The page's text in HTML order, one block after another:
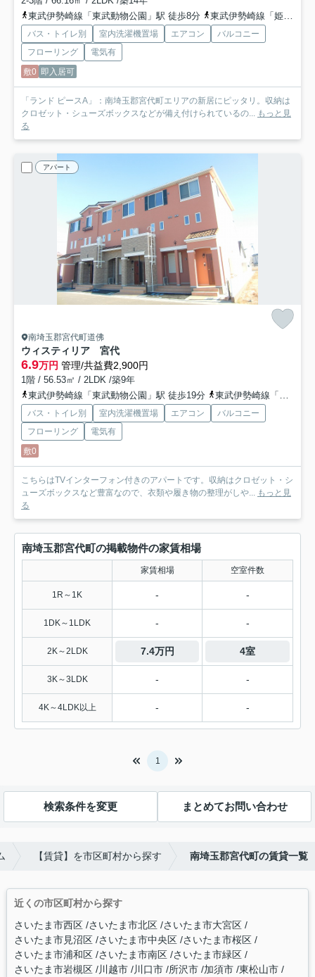
東武伊勢崎線「東武動物公園」駅 徒歩8分
東武伊勢崎線「姫宮」駅 バス1分 埼玉県宮代町「百間４丁目」 停歩1分
バス・トイレ別 室内洗濯機置場 エアコン
バルコニー
フローリング
電気有
敷0 即入居可
「ランド ピースA」：南埼玉郡宮代町エリアの新居にピッタリ。収納は
クロゼット・シューズボックスなどが備え付けられているの... もっと見
る
アパート
南埼玉郡宮代町道佛
ウィスティリア 宮代
6.9万円 管理/共益費2,900円
1階 / 56.53㎡ / 2LDK /築9年
東武伊勢崎線「東武動物公園」駅 徒歩19分
東武伊勢崎線「姫宮」駅 徒歩21分
バス・トイレ別 室内洗濯機置場 エアコン
バルコニー
フローリング
電気有
敷0
こちらはTVインターフォン付きのアパートです。収納はクロゼット・シ
ューズボックスなど豊富なので、衣類や履き物の整理がしや... もっと見
る
南埼玉郡宮代町の掲載物件の家賃相場
家賃相場 空室件数
1R～1K - -
1DK～1LDK - -
2K～2LDK 7.4万円 4室
3K～3LDK - -
4K～4LDK以上 - -
1
検索条件を変更 まとめてお問い合わせ
【賃貸】を市区町村から探す 南埼玉郡宮代町の賃貸一覧
近くの市区町村から探す
さいたま市西区 さいたま市北区 さいたま市大宮区
さいたま市見沼区 さいたま市中央区 さいたま市桜区
さいたま市浦和区 さいたま市南区 さいたま市緑区
さいたま市岩槻区 川越市 川口市 所沢市 加須市 東松山市